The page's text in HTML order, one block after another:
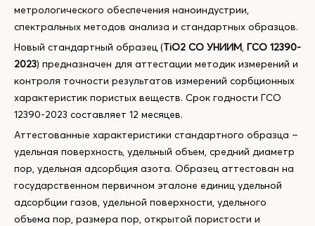
метрологического обеспечения наноиндустрии,
спектральных методов анализа и стандартных образцов.
Новый стандартный образец (TiO2 СО УНИИМ, ГСО 12390-
2023) предназначен для аттестации методик измерений и
контроля точности результатов измерений сорбционных
характеристик пористых веществ. Срок годности ГСО
12390-2023 составляет 12 месяцев.
Аттестованные характеристики стандартного образца –
удельная поверхность, удельный объем, средний диаметр
пор, удельная адсорбция азота. Образец аттестован на
государственном первичном эталоне единиц удельной
адсорбции газов, удельной поверхности, удельного
объема пор, размера пор, открытой пористости и